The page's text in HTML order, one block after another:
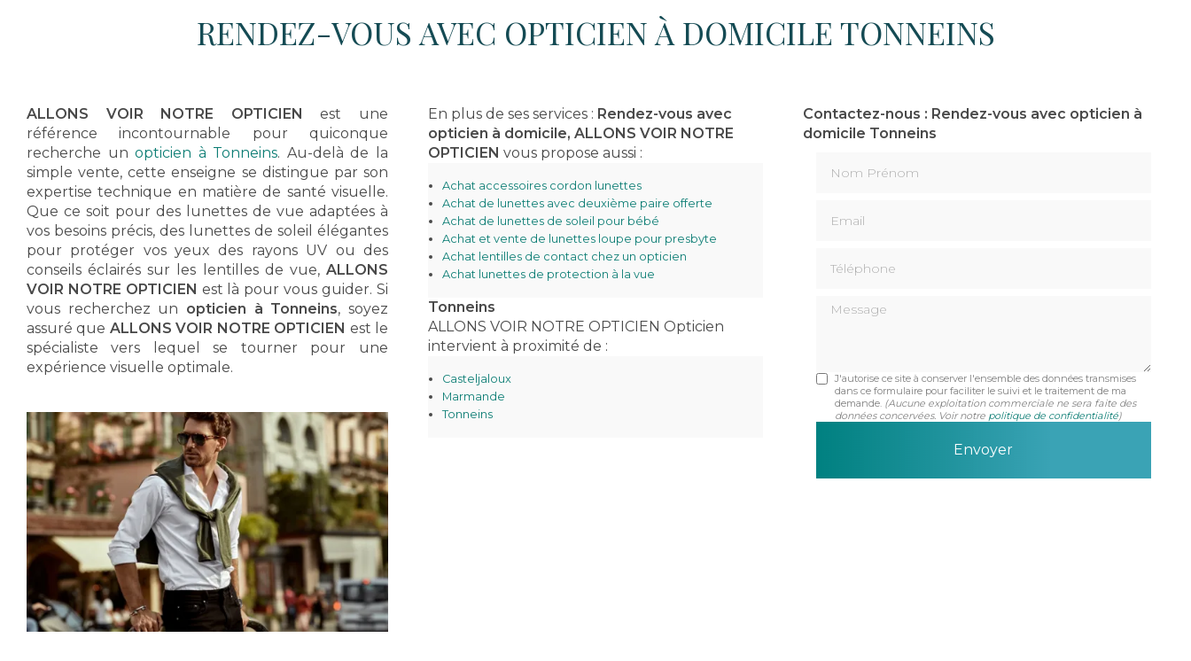
RENDEZ-VOUS AVEC OPTICIEN À DOMICILE TONNEINS
ALLONS VOIR NOTRE OPTICIEN
est une
référence incontournable pour quiconque
recherche unopticien à Tonneins. Au-delà de la
simple vente, cette enseigne se distingue par son
expertise technique en matière de santé visuelle.
Que ce soit pour des lunettes de vue adaptées à
vos besoins précis, des lunettes de soleil élégantes
pour protéger vos yeux des rayons UV ou des
conseils éclairés sur les lentilles de vue, ALLONS
VOIR NOTRE OPTICIEN est là pour vous guider. Si
vous recherchez un opticien à Tonneins, soyez
assuré que ALLONS VOIR NOTRE OPTICIEN est le
spécialiste vers lequel se tourner pour une
expérience visuelle optimale.
En plus de ses services : Rendez-vous avec
opticien à domicile, ALLONS VOIR NOTRE
OPTICIEN vous propose aussi :
Achat accessoires cordon lunettes
Achat de lunettes avec deuxième paire offerte
Achat de lunettes de soleil pour bébé
Achat et vente de lunettes loupe pour presbyte
Achat lentilles de contact chez un opticien
Achat lunettes de protection à la vue
Tonneins
ALLONS VOIR NOTRE OPTICIEN Opticien
intervient à proximité de :
Casteljaloux
Marmande
Tonneins
Contactez-nous : Rendez-vous avec opticien à
domicile Tonneins
Message
J'autorise ce site à conserver l'ensemble des données transmises
dans ce formulaire pour faciliter le suivi et le traitement de ma
demande. (Aucune exploitation commerciale ne sera faite des
données concervées. Voir notre politique de confidentialité)